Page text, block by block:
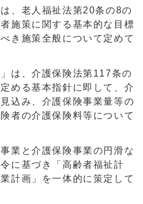
は、老人福祉法第20条の8の
施策に関する基本的な目標
き施策全般について定めて
」は、介護保険法第117条の
める基本指針に即して、介
込み、介護保険事業量等の
者の介護保険料等について
業と介護保険事業の円滑な
に基づき「高齢者福祉計
計画」を一体的に策定して